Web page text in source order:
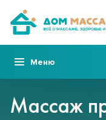
Меню
Массаж